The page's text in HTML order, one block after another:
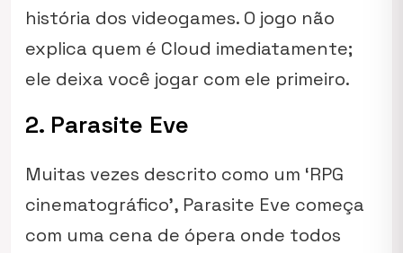
história dos videogames. O jogo não
explica quem é Cloud imediatamente;
ele deixa você jogar com ele primeiro.
2. Parasite Eve
Muitas vezes descrito como um ‘RPG
cinematográfico’, Parasite Eve começa
com uma cena de ópera onde todos